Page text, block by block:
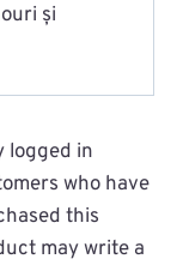
și
logged in
who have
this
may write a